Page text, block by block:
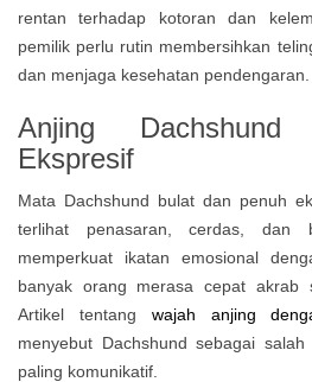
rentan terhadap kotoran dan
pemilik perlu rutin membersihkan
dan menjaga kesehatan pendengaran.
Anjing
Ekspresif
Mata Dachshund bulat dan penuh
terlihat penasaran, cerdas, dan
memperkuat ikatan emosional
banyak orang merasa cepat akrab
Artikel tentang
wajah anjing
menyebut Dachshund sebagai
paling komunikatif.